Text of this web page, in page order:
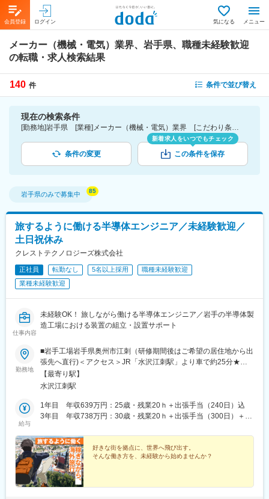
会員登録 ログイン 気になる メニュー
メーカー（機械・電気）業界、岩手県、職種未経験歓迎
の転職・求人検索結果
140 件 条件で並び替え
現在の検索条件
[勤務地]岩手県 [業種]メーカー（機械・電気）業界 [こだわり条件ピックアップ]職種未経験歓迎 [詳細条件](募集・採用情報)職種未経験歓迎
条件の変更
新着求人をいつでもチェック
この条件を保存
岩手県のみで募集中
旅するように働ける半導体エンジニア／未経験歓迎／
土日祝休み
クレストテクノロジーズ株式会社
正社員 転勤なし 5名以上採用
職種未経験歓迎
業種未経験歓迎
仕事内容
未経験OK！ 旅しながら働ける半導体エンジニア／岩手の半導体製
造工場における装置の組立・設置サポート
勤務地
■岩手工場岩手県奥州市江刺（研修期間後はご希望の居住地から出
張先へ直行)＜アクセス＞JR「水沢江刺駅」より車で約25分★マ
イカー通勤OK★U・Iターン歓迎！ 引越代・家賃補助あり★基本的
に転勤はありません（クライアントの外部要因などにより、変更
山形・宮城・茨城・長野・三重・広島・福岡・大分・長崎・熊
本 など＜海外＞アメリカ・中国・台湾・ヨーロッパ など【現
張業務があります。出張期間は案件により異なりますが、2カ月～
3カ月程度。出張期間中もきちんと休日が取得できるため、現地な
らではの観光やグルメを楽しむこともできます。※出張にかかる交
通費・滞在費は全て会社負担※土日など休日分を含む「泊数分」の
出張手当もあり※岩手への転居を伴う場合、引越代補助、家賃補助
【最寄り駅】
水沢江刺駅
給与
1年目 年収639万円：25歳・残業20ｈ＋出張手当（240日）込
3年目 年収738万円：30歳・残業20ｈ＋出張手当（300日）＋扶
好きな街を拠点に、世界へ飛び出す。
そんな働き方を、未経験から始めませんか？